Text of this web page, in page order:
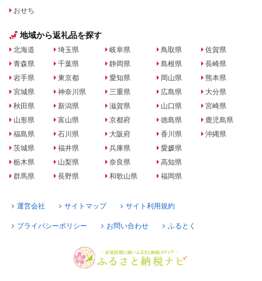
おせち
地域から返礼品を探す
北海道
青森県
岩手県
宮城県
秋田県
山形県
福島県
茨城県
栃木県
群馬県
埼玉県
千葉県
東京都
神奈川県
新潟県
富山県
石川県
福井県
山梨県
長野県
岐阜県
静岡県
愛知県
三重県
滋賀県
京都府
大阪府
兵庫県
奈良県
和歌山県
鳥取県
島根県
岡山県
広島県
山口県
徳島県
香川県
愛媛県
高知県
福岡県
佐賀県
長崎県
熊本県
大分県
宮崎県
鹿児島県
沖縄県
運営会社 サイトマップ サイト利用規約
プライバシーポリシー お問い合わせ ふるとく